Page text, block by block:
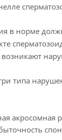
в норме
типа
акросомная